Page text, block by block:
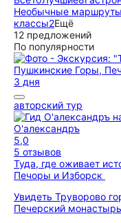
Необычные маршруты
классы2Ещё
12 предложений
По популярности
3 дня
авторский тур
О'александръ
5,0
5 отзывов
Туда, где оживает
Печоры и Изборск
Увидеть Труворово
Печерский